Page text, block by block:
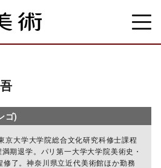
ゴ)
京大学大学院総合文化研究科修士課程
期退学。パリ第一大学大学院美術史・
了。神奈川県立近代美術館ほか勤務